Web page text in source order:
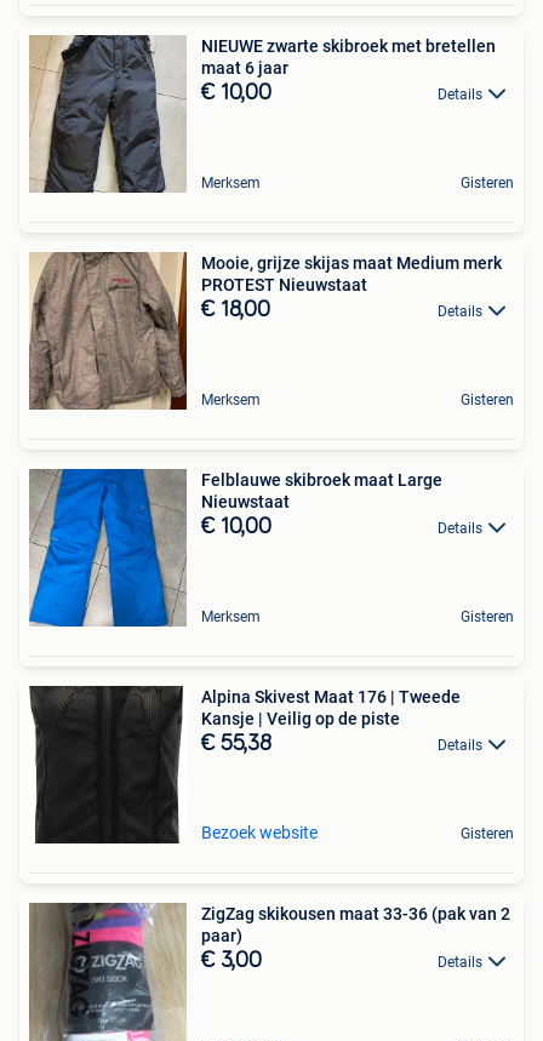
NIEUWE zwarte skibroek met bretellen
maat 6 jaar
€ 10,00 Details
Merksem Gisteren
Mooie, grijze skijas maat Medium merk
PROTEST Nieuwstaat
€ 18,00 Details
Merksem Gisteren
Felblauwe skibroek maat Large
Nieuwstaat
€ 10,00 Details
Merksem Gisteren
Alpina Skivest Maat 176 | Tweede
Kansje | Veilig op de piste
€ 55,38 Details
Bezoek website Gisteren
ZigZag skikousen maat 33-36 (pak van 2
paar)
€ 3,00 Details